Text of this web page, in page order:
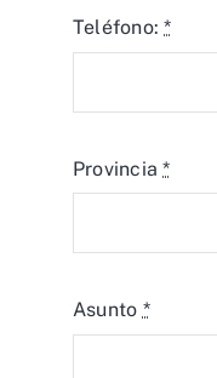
Teléfono:*
Provincia*
Asunto *